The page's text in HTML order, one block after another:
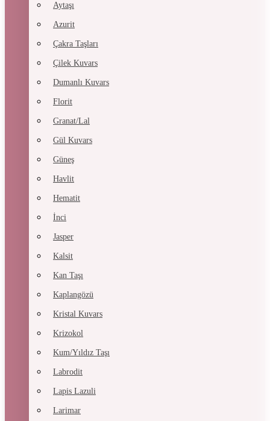
Aytaşı
Azurit
Çakra Taşları
Çilek Kuvars
Dumanlı Kuvars
Florit
Granat/Lal
Gül Kuvars
Güneş
Havlit
Hematit
İnci
Jasper
Kalsit
Kan Taşı
Kaplangözü
Kristal Kuvars
Krizokol
Kum/Yıldız Taşı
Labrodit
Lapis Lazuli
Larimar